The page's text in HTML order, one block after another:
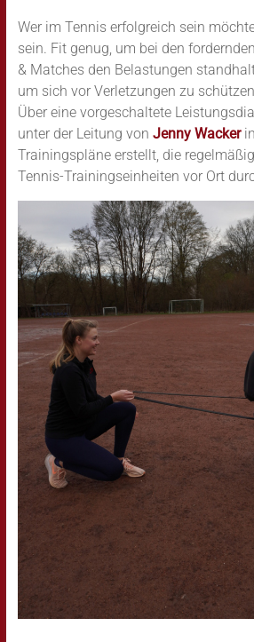
Wer im Tennis erfolgreich sein
sein. Fit genug, um bei den
& Matches den Belastungen
um sich vor Verletzungen zu
Über eine vorgeschaltete
unter der Leitung von Jenny Wacker
Trainingspläne erstellt, die
Tennis-Trainingseinheiten vor Ort